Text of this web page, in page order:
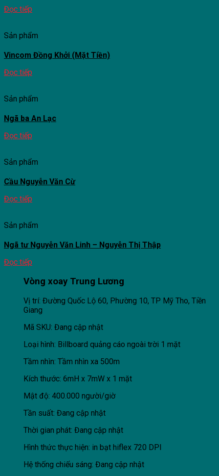
Đọc tiếp
Sản phẩm
Vincom Đồng Khởi (Mặt Tiền)
Đọc tiếp
Sản phẩm
Ngã ba An Lạc
Đọc tiếp
Sản phẩm
Cầu Nguyễn Văn Cừ
Đọc tiếp
Sản phẩm
Ngã tư Nguyễn Văn Linh – Nguyễn Thị Thập
Đọc tiếp
Vòng xoay Trung Lương
Vị trí: Đường Quốc Lộ 60, Phường 10, TP Mỹ Tho, Tiền
Giang
Mã SKU: Đang cập nhật
Loại hình: Billboard quảng cáo ngoài trời 1 mặt
Tầm nhìn: Tầm nhìn xa 500m
Kích thước: 6mH x 7mW x 1 mặt
Mật độ: 400.000 người/giờ
Tần suất: Đang cập nhật
Thời gian phát: Đang cập nhật
Hình thức thực hiện: in bạt hiflex 720 DPI
Hệ thống chiếu sáng: Đang cập nhật